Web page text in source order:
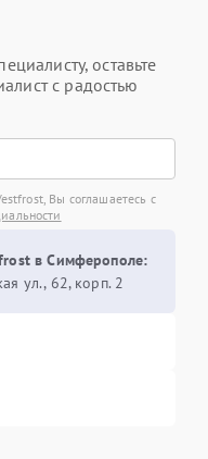
оставьте
с радостью
Вы соглашаетесь с
в Симферополе:
ул., 62, корп. 2